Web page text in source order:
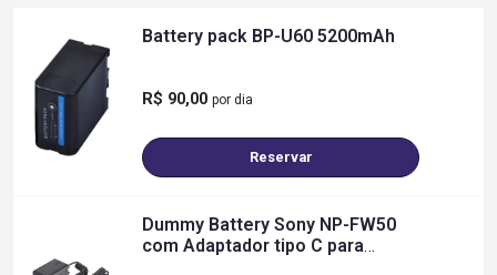
Battery pack BP-U60 5200mAh
R$ 90,00 por dia
Reservar
Dummy Battery Sony NP-FW50
com Adaptador tipo C para